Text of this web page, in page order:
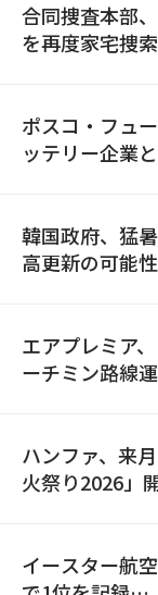
合同捜査本部
を再度家宅捜
ポスコ・フュ
ッテリー企業
韓国政府、猛
高更新の可能
エアプレミア
ーチミン路線
ハンファ、来
火祭り2026」
イースター航